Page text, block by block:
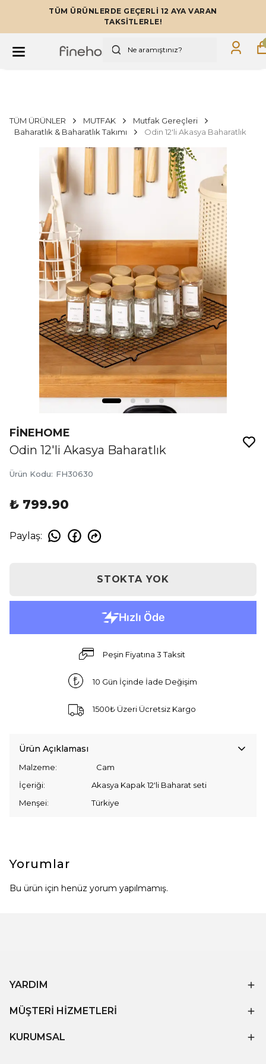
TÜM ÜRÜNLERDE GEÇERLİ 12 AYA VARAN
TAKSİTLERLE!
TÜM ÜRÜNLER MUTFAK
Mutfak Gereçleri
Baharatlık & Baharatlık Takımı
Odin 12'li Akasya Baharatlık
FİNEHOME
Odin 12'li Akasya Baharatlık
Ürün Kodu: FH30630
₺ 799.90
Paylaş:
STOKTA YOK
Peşin Fiyatına 3 Taksit
10 Gün İçinde İade Değişim
1500₺ Üzeri Ücretsiz Kargo
Ürün Açıklaması
Malzeme: Cam
İçeriği: Akasya Kapak 12'li Baharat seti
Menşei: Türkiye
Yorumlar
Bu ürün için henüz yorum yapılmamış.
YARDIM
MÜŞTERİ HİZMETLERİ
KURUMSAL